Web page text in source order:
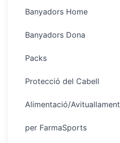
Banyadors Home
Banyadors Dona
Packs
Protecció del Cabell
Alimentació/Avituallament
per FarmaSports